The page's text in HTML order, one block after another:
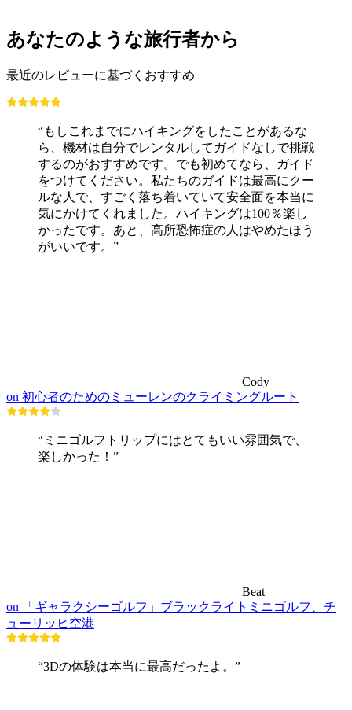
あなたのような旅行者から
最近のレビューに基づくおすすめ
“もしこれまでにハイキングをしたことがあるな
ら、機材は自分でレンタルしてガイドなしで挑戦
するのがおすすめです。でも初めてなら、ガイド
をつけてください。私たちのガイドは最高にクー
ルな人で、すごく落ち着いていて安全面を本当に
気にかけてくれました。ハイキングは100％楽し
かったです。あと、高所恐怖症の人はやめたほう
がいいです。”
Cody
on 初心者のためのミューレンのクライミングルート
“ミニゴルフトリップにはとてもいい雰囲気で、
楽しかった！”
Beat
on 「ギャラクシーゴルフ」ブラックライトミニゴルフ、チ
ューリッヒ空港
“3Dの体験は本当に最高だったよ。”